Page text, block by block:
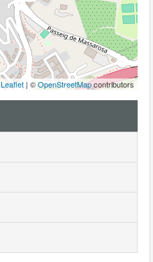
Leaflet| ©OpenStreetMapcontributors